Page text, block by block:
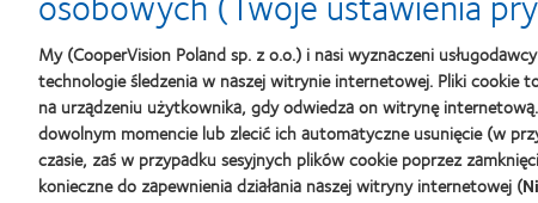
more
Soczewki
MyDay™
-
nagroda
dla
najlepszego
produktu
more
about
Contact
Lens
Product
of
the
Year
(2013)
i
My (CooperVision Poland sp. z o.o.) i nasi wyznaczeni
technologie śledzenia w naszej witrynie internetowej. Pliki cookie
na urządzeniu użytkownika, gdy odwiedza on witrynę
dowolnym momencie lub zlecić ich automatyczne usunięcie (w
czasie, zaś w przypadku sesyjnych plików cookie poprzez
konieczne do zapewnienia działania naszej witryny internetowej (